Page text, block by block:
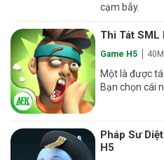
cạm bẫy.
Thi Tát SML
Game H5
Một là được
Bạn chọn cái
Pháp Sư
H5